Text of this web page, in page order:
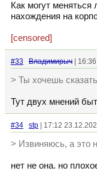
Как могут
нахождения на
[censored]
#33 Владимирыч |
> Ты хочешь
Тут двух мнений
#34 stp | 17:12
> Извиняюсь, а это
нет не она. но